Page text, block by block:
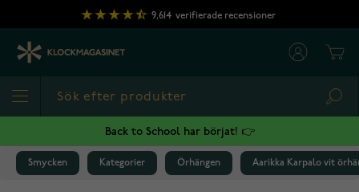
Hoppa till innehållet
9,614 verifierade recensioner
Back to School har börjat! 👉
Smycken Kategorier Örhängen Aarikka Karpalo vit